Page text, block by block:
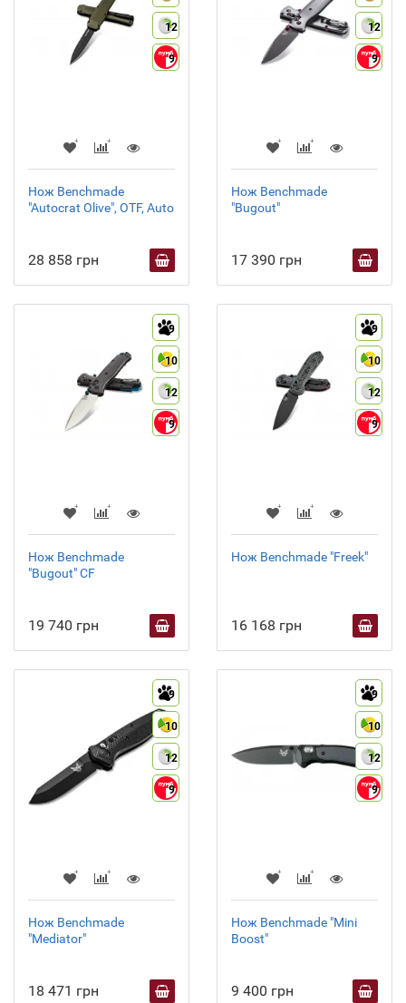
12
9
Нож Benchmade
"Autocrat Olive", OTF, Auto
28 858 грн
12
9
Нож Benchmade
"Bugout"
17 390 грн
9
10
12
9
Нож Benchmade
"Bugout" CF
19 740 грн
9
10
12
9
Нож Benchmade "Freek"
16 168 грн
9
10
12
9
Нож Benchmade
"Mediator"
18 471 грн
9
10
12
9
Нож Benchmade "Mini
Boost"
9 400 грн